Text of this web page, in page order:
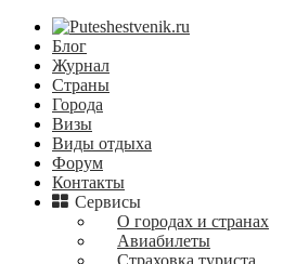
Блог
Журнал
Страны
Города
Визы
Виды отдыха
Форум
Контакты
Сервисы
О городах и странах
Авиабилеты
Страховка туриста